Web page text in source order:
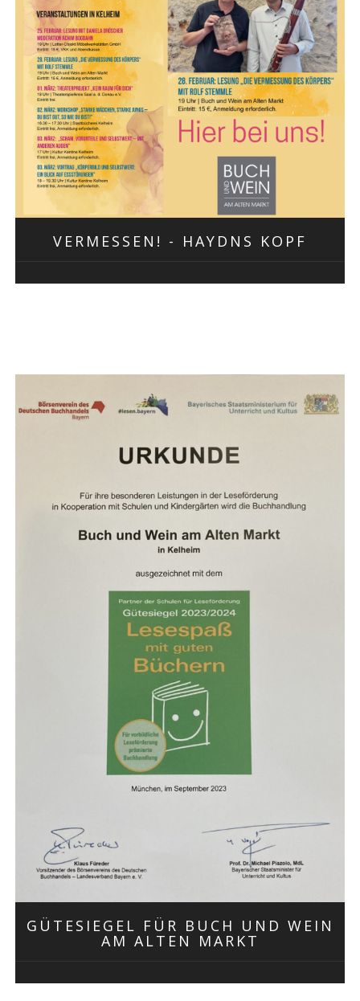
VERMESSEN! - HAYDNS KOPF
GÜTESIEGEL FÜR BUCH UND WEIN
AM ALTEN MARKT